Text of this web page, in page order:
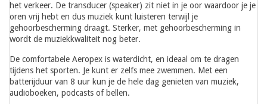
het verkeer. De transducer (speaker) zit niet in je oor waardoor je je
oren vrij hebt en dus muziek kunt luisteren terwijl je
gehoorbescherming draagt. Sterker, met gehoorbescherming in
wordt de muziekkwaliteit nog beter.
De comfortabele Aeropex is waterdicht, en ideaal om te dragen
tijdens het sporten. Je kunt er zelfs mee zwemmen. Met een
batterijduur van 8 uur kun je de hele dag genieten van muziek,
audioboeken, podcasts of bellen.